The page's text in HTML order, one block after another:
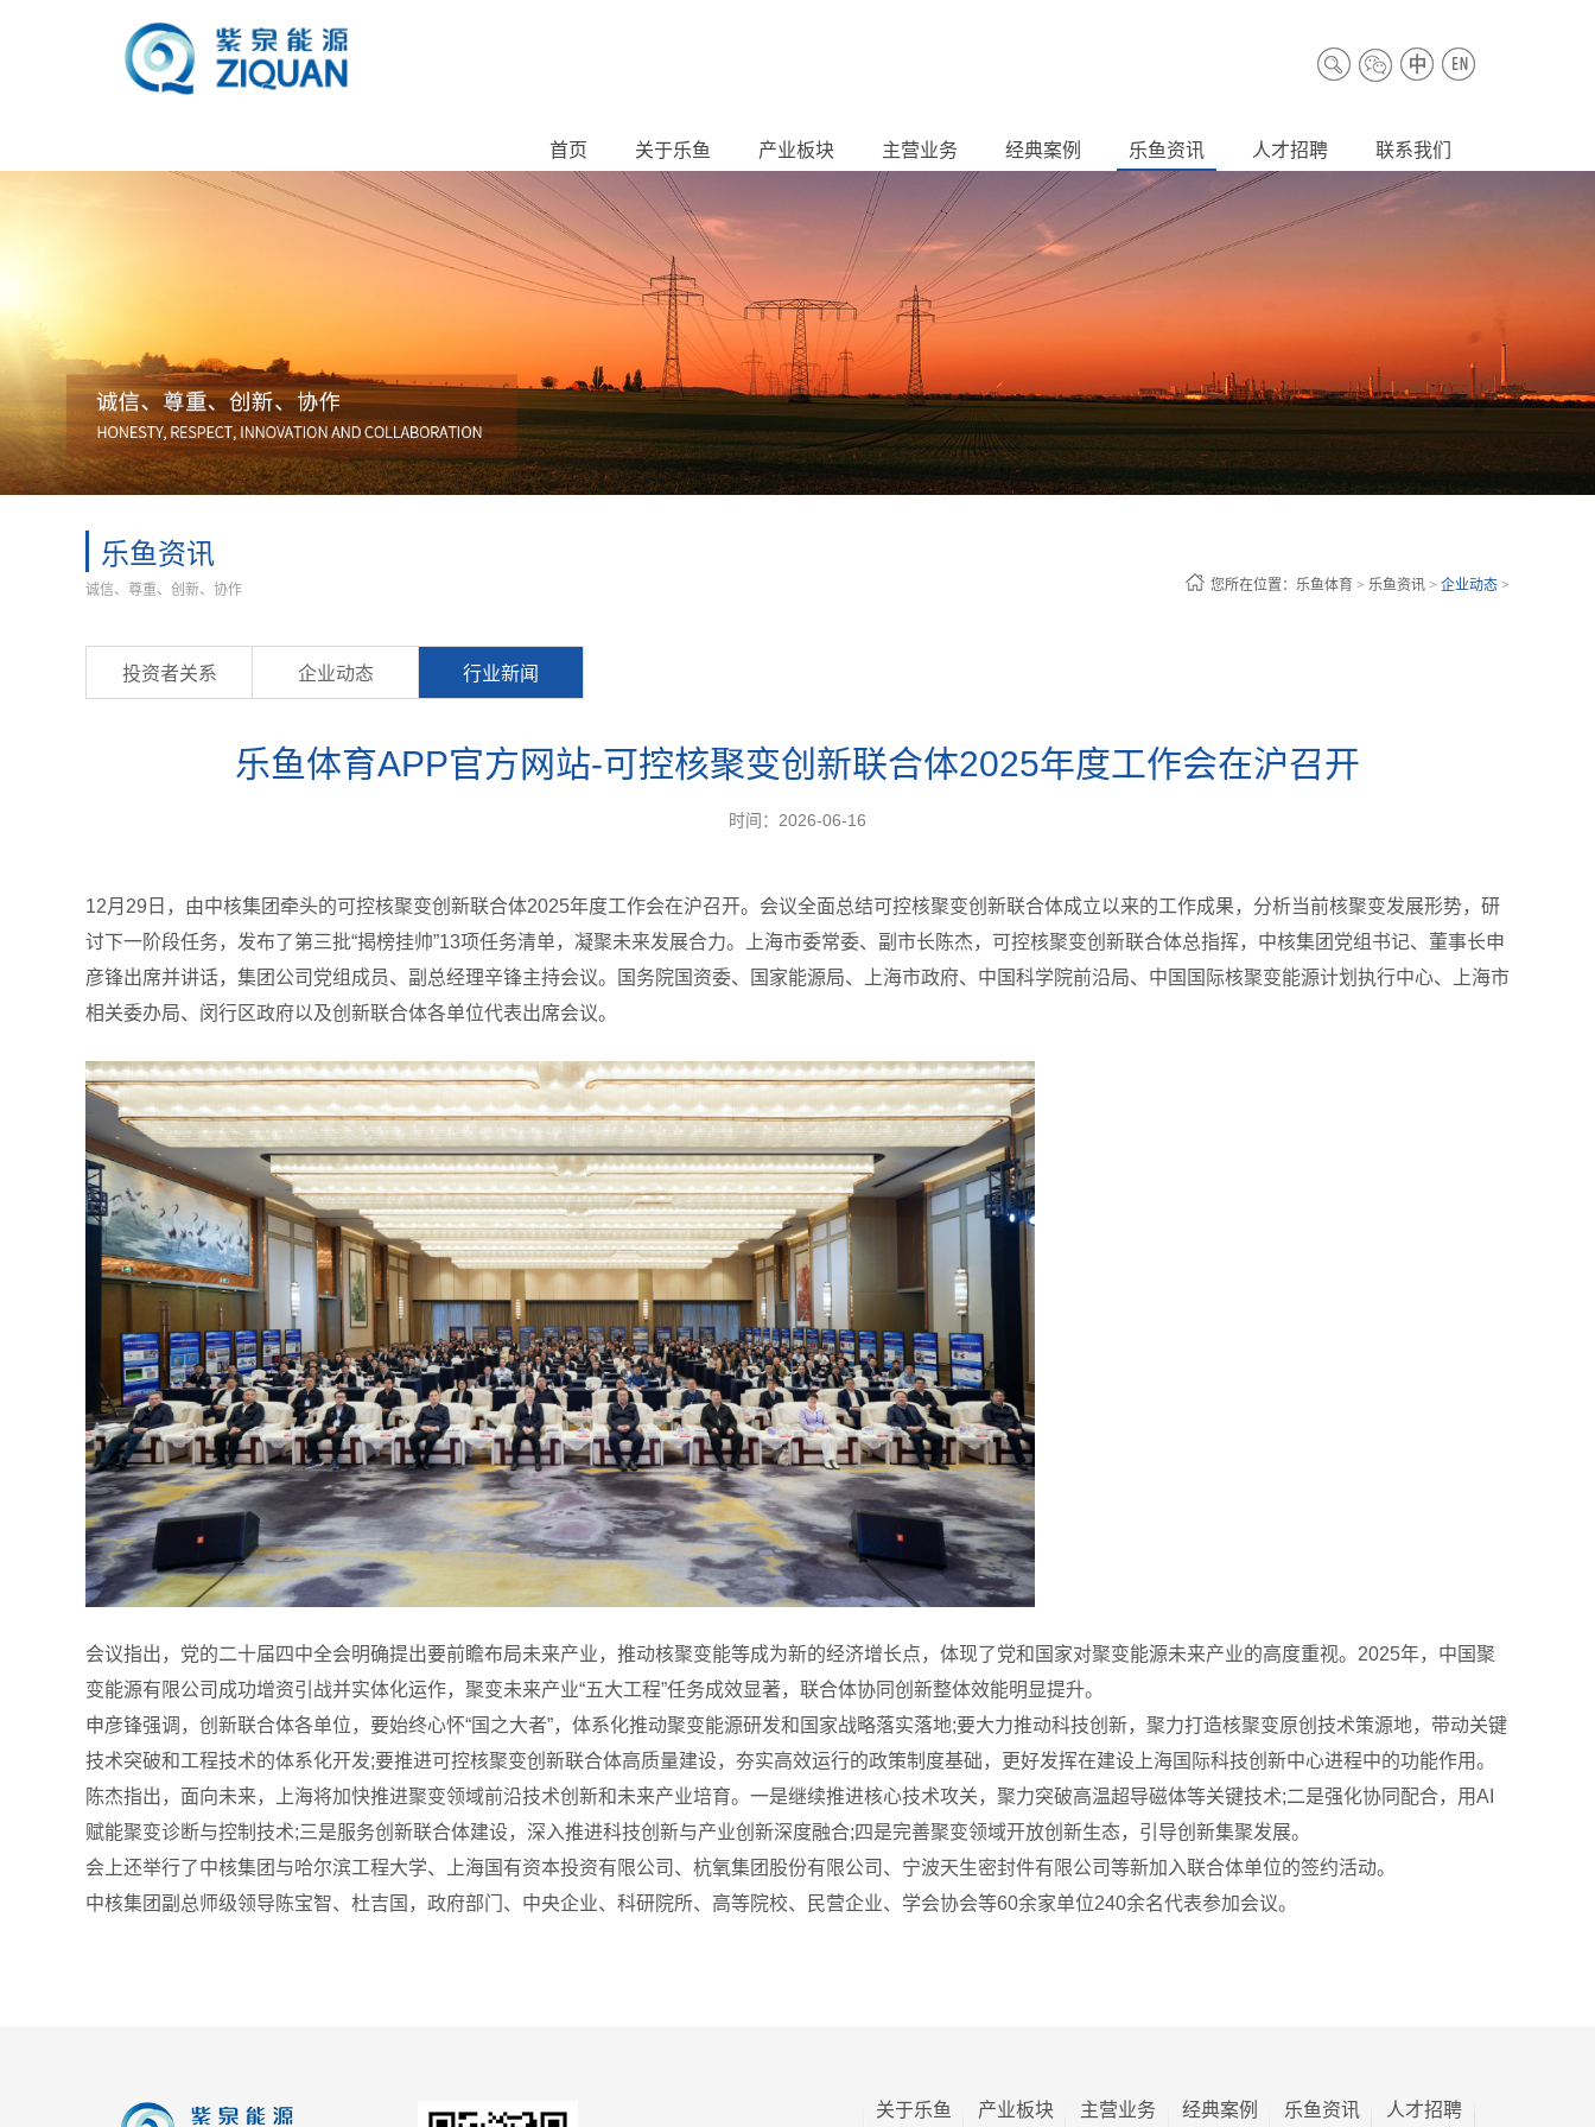
首页 关于乐鱼 产业板块 主营业务 经典案例 乐鱼资讯 人才招聘 联系我们
乐鱼资讯
诚信、尊重、创新、协作 您所在位置： 乐鱼体育 > 乐鱼资讯 > 企业动态 >
投资者关系 企业动态 行业新闻
乐鱼体育APP官方网站-可控核聚变创新联合体2025年度工作会在沪召开
时间：2026-06-16
12月29日，由中核集团牵头的可控核聚变创新联合体2025年度工作会在沪召开。会议全面总结可控核聚变创新联合体成立以来的工作成果，分析当前核聚变发展形势，研
讨下一阶段任务，发布了第三批“揭榜挂帅”13项任务清单，凝聚未来发展合力。上海市委常委、副市长陈杰，可控核聚变创新联合体总指挥，中核集团党组书记、董事长申
彦锋出席并讲话，集团公司党组成员、副总经理辛锋主持会议。国务院国资委、国家能源局、上海市政府、中国科学院前沿局、中国国际核聚变能源计划执行中心、上海市
相关委办局、闵行区政府以及创新联合体各单位代表出席会议。
会议指出，党的二十届四中全会明确提出要前瞻布局未来产业，推动核聚变能等成为新的经济增长点，体现了党和国家对聚变能源未来产业的高度重视。2025年，中国聚
变能源有限公司成功增资引战并实体化运作，聚变未来产业“五大工程”任务成效显著，联合体协同创新整体效能明显提升。
申彦锋强调，创新联合体各单位，要始终心怀“国之大者”，体系化推动聚变能源研发和国家战略落实落地;要大力推动科技创新，聚力打造核聚变原创技术策源地，带动关键
技术突破和工程技术的体系化开发;要推进可控核聚变创新联合体高质量建设，夯实高效运行的政策制度基础，更好发挥在建设上海国际科技创新中心进程中的功能作用。
陈杰指出，面向未来，上海将加快推进聚变领域前沿技术创新和未来产业培育。一是继续推进核心技术攻关，聚力突破高温超导磁体等关键技术;二是强化协同配合，用AI
赋能聚变诊断与控制技术;三是服务创新联合体建设，深入推进科技创新与产业创新深度融合;四是完善聚变领域开放创新生态，引导创新集聚发展。
会上还举行了中核集团与哈尔滨工程大学、上海国有资本投资有限公司、杭氧集团股份有限公司、宁波天生密封件有限公司等新加入联合体单位的签约活动。
中核集团副总师级领导陈宝智、杜吉国，政府部门、中央企业、科研院所、高等院校、民营企业、学会协会等60余家单位240余名代表参加会议。
关于乐鱼 产业板块 主营业务 经典案例 乐鱼资讯 人才招聘